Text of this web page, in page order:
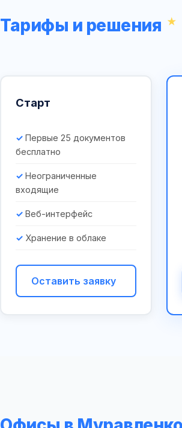
Тарифы и решения
Старт
Первые 25 документов
бесплатно
Неограниченные
входящие
Веб-интерфейс
Хранение в облаке
Оставить заявку